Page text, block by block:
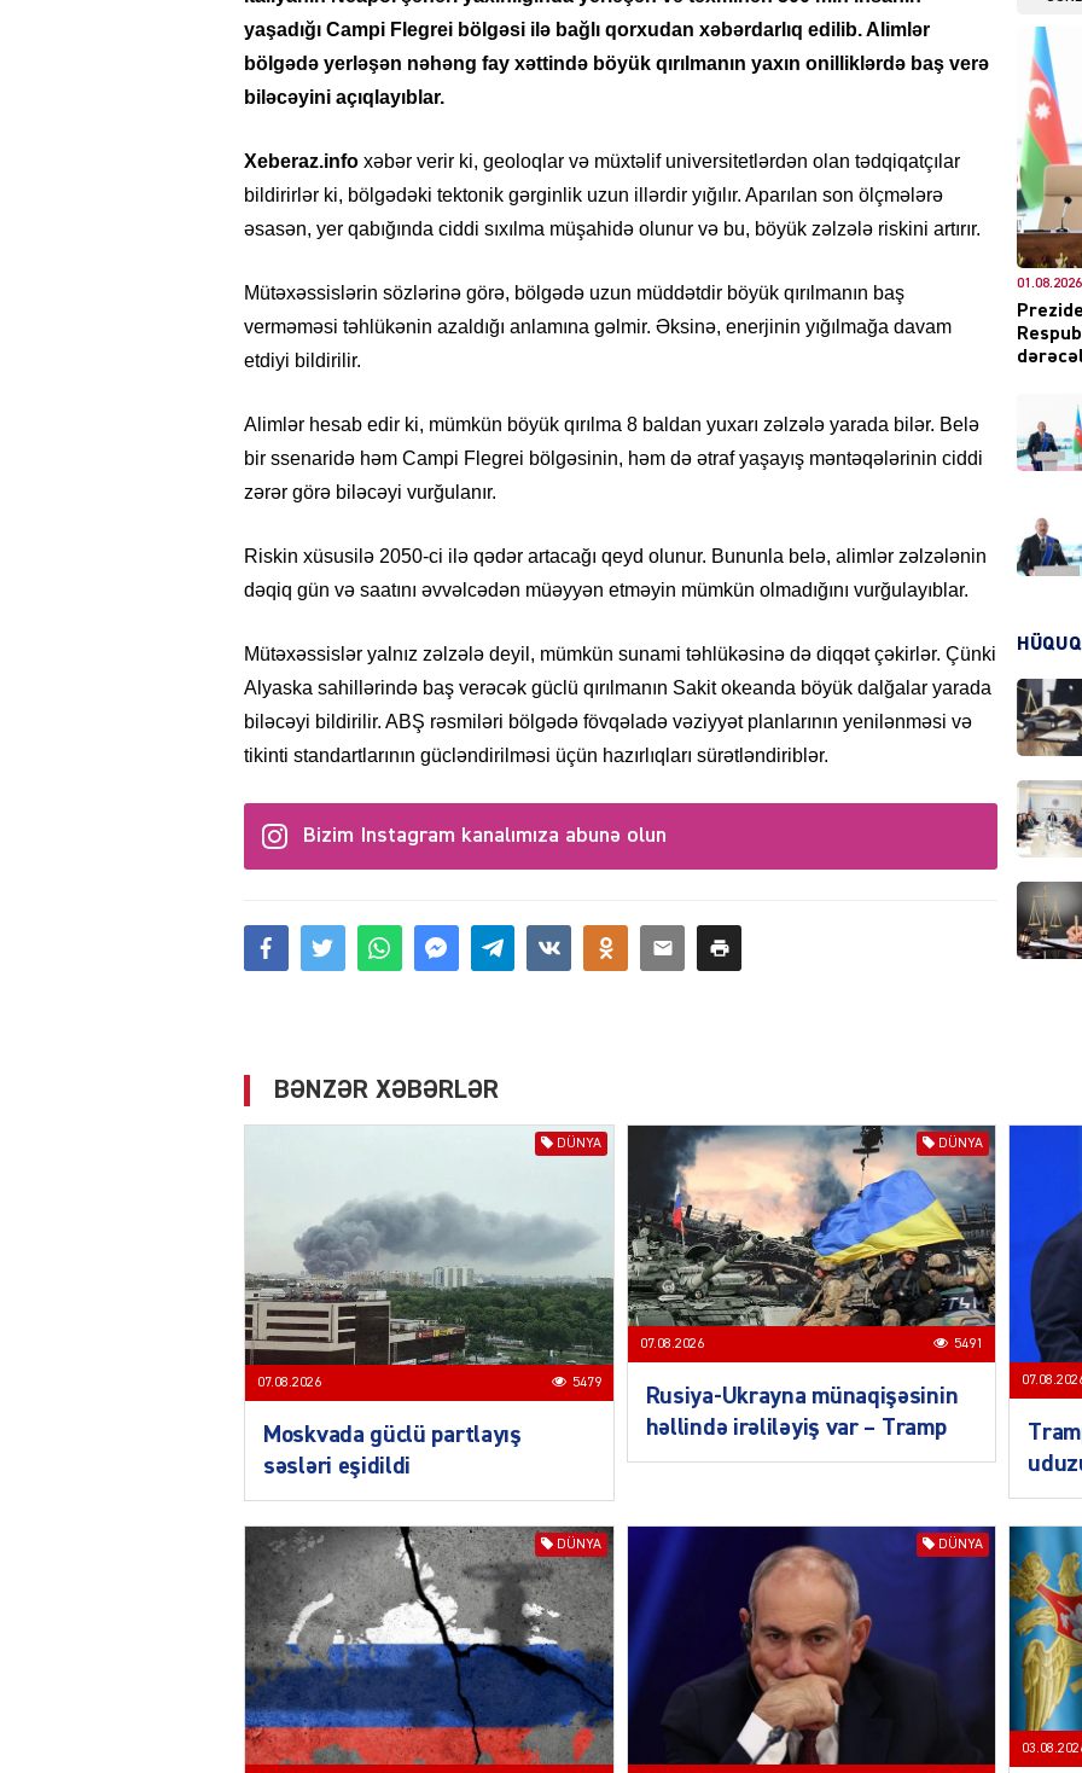
yaşadığı Campi Flegrei bölgəsi ilə bağlı qorxudan xəbərdarlıq edilib. Alimlər
bölgədə yerləşən nəhəng fay xəttində böyük qırılmanın yaxın onilliklərdə baş verə
biləcəyini açıqlayıblar.
Xeberaz.info xəbər verir ki, geoloqlar və müxtəlif universitetlərdən olan tədqiqatçılar
bildirirlər ki, bölgədəki tektonik gərginlik uzun illərdir yığılır. Aparılan son ölçmələrə
əsasən, yer qabığında ciddi sıxılma müşahidə olunur və bu, böyük zəlzələ riskini artırır.
Mütəxəssislərin sözlərinə görə, bölgədə uzun müddətdir böyük qırılmanın baş
verməməsi təhlükənin azaldığı anlamına gəlmir. Əksinə, enerjinin yığılmağa davam
etdiyi bildirilir.
Alimlər hesab edir ki, mümkün böyük qırılma 8 baldan yuxarı zəlzələ yarada bilər. Belə
bir ssenaridə həm Campi Flegrei bölgəsinin, həm də ətraf yaşayış məntəqələrinin ciddi
zərər görə biləcəyi vurğulanır.
Riskin xüsusilə 2050-ci ilə qədər artacağı qeyd olunur. Bununla belə, alimlər zəlzələnin
dəqiq gün və saatını əvvəlcədən müəyyən etməyin mümkün olmadığını vurğulayıblar.
Mütəxəssislər yalnız zəlzələ deyil, mümkün sunami təhlükəsinə də diqqət çəkirlər. Çünki
Alyaska sahillərində baş verəcək güclü qırılmanın Sakit okeanda böyük dalğalar yarada
biləcəyi bildirilir. ABŞ rəsmiləri bölgədə fövqəladə vəziyyət planlarının yenilənməsi və
tikinti standartlarının gücləndirilməsi üçün hazırlıqları sürətləndiriblər.
Bizim Instagram kanalımıza abunə olun
DÜNYA
DÜNYA
DÜNYA
01.08.2026
HÜQUQ
BƏNZƏR XƏBƏRLƏR
DÜNYA
07.08.2026 5479
Moskvada güclü partlayış
səsləri eşidildi
DÜNYA
07.08.2026 5491
Rusiya-Ukrayna münaqişəsinin
həllində irəliləyiş var – Tramp
DÜNYA DÜNYA